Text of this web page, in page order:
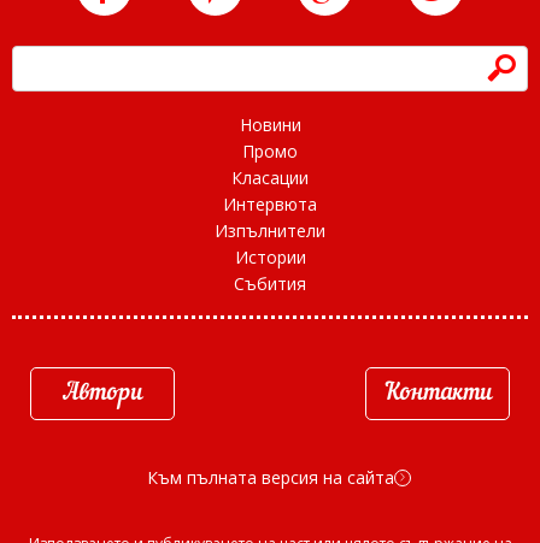
h
Новини
Промо
Класации
Интервюта
Изпълнители
Истории
Събития
Автори Контакти
Към пълната версия на сайта d